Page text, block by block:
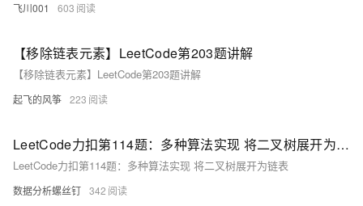
飞川001 603
【移除链表元素】LeetCode第203题讲解
【移除链表元素】LeetCode第203题讲解
起飞的风筝 223
LeetCode力扣第114题：多种算法实现 将二叉树展开为链表
LeetCode力扣第114题：多种算法实现 将二叉树展开为链表
数据分析螺丝钉 342